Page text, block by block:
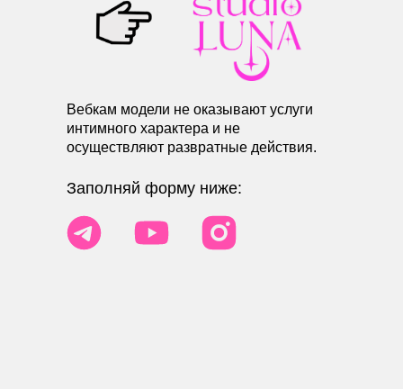
Вебкам модели не оказывают услуги
интимного характера и не
осуществляют развратные действия.
Заполняй форму ниже: